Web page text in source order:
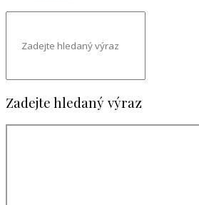
Zadejte hledaný výraz